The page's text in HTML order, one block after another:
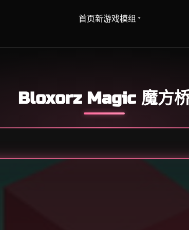
首页新游戏模组
Bloxorz Magic 魔方